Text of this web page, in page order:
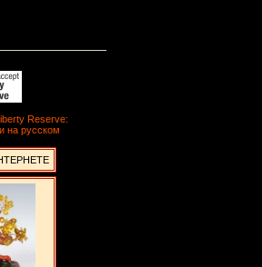
Reserve:
на русском